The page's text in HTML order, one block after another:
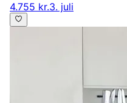
4.755 kr.3. juli